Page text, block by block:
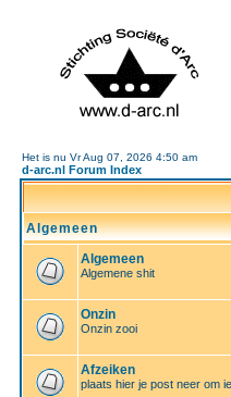
Het is nu Vr Aug 07, 2026 4:50 am
d-arc.nl Forum Index
Algemeen
Algemeen
Algemene shit
Onzin
Onzin zooi
Afzeiken
plaats hier je post neer om